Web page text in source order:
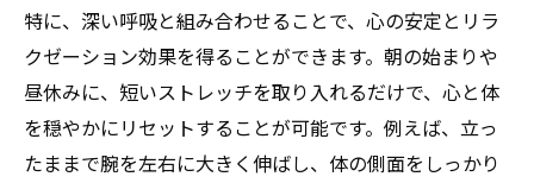
特に、深い呼吸と組み合わせることで、心の安定とリラ
クゼーション効果を得ることができます。朝の始まりや
昼休みに、短いストレッチを取り入れるだけで、心と体
を穏やかにリセットすることが可能です。例えば、立っ
たままで腕を左右に大きく伸ばし、体の側面をしっかり